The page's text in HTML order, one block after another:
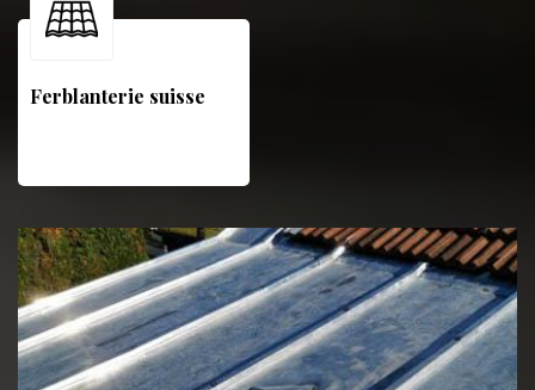
Ferblanterie suisse